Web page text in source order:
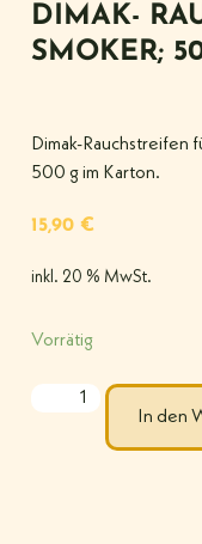
DIMAK-
SMOKER;
Dimak-Rauchstreifen
500 g im Karton.
15,90 €
inkl. 20 % MwSt.
Vorrätig
In den